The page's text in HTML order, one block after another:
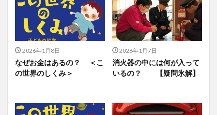
2026年1月8日
なぜお金はあるの？ ＜こ
の世界のしくみ＞
2026年1月7日
消火器の中には何が入って
いるの？ 【疑問氷解】